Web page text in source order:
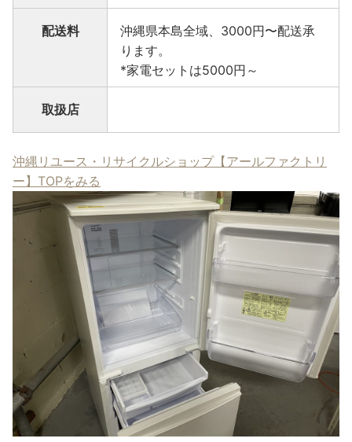
配送料
沖縄県本島全域、3000円〜配送承
ります。
*家電セットは5000円～
取扱店
沖縄リユース・リサイクルショップ【アールファクトリ
ー】TOPをみる